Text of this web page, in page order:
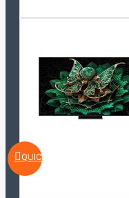
QUICKVIEW